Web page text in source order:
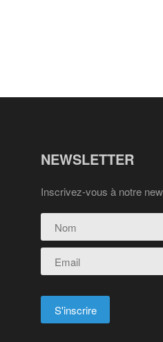
NEWSLETTER
Inscrivez-vous à notre